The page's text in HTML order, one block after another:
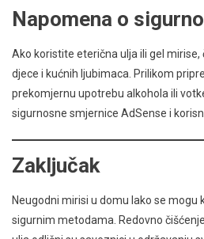
Napomena o
Ako koristite eterična ulja ili gel
djece i kućnih ljubimaca. Prilikom
prekomjernu upotrebu alkohola ili
sigurnosne smjernice AdSense i
Zaključak
Neugodni mirisi u domu lako se mogu
sigurnim metodama. Redovno